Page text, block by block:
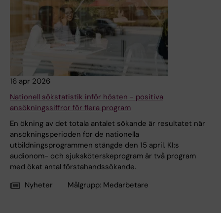
16 apr 2026
Nationell sökstatistik inför hösten - positiva
ansökningssiffror för flera program
En ökning av det totala antalet sökande är resultatet när
ansökningsperioden för de nationella
utbildningsprogrammen stängde den 15 april. KI:s
audionom- och sjuksköterskeprogram är två program
med ökat antal förstahandssökande.
Nyheter
Målgrupp: Medarbetare